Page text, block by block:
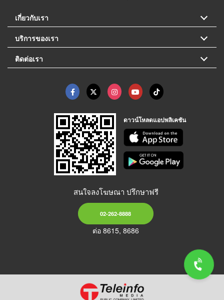
เกี่ยวกับเรา
บริการของเรา
ติดต่อเรา
ดาวน์โหลดแอปพลิเคชัน
สนใจลงโฆษณา ปรึกษาฟรี
02-262-8888
ต่อ 8615, 8686